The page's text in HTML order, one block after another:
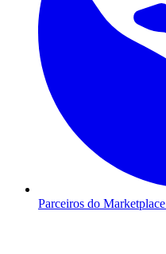
Parceiros do Marketplace